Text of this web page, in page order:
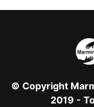
© Copyright
2019 -